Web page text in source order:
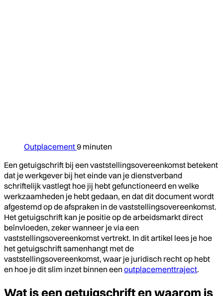
Outplacement9 minuten
Een getuigschrift bij een vaststellingsovereenkomst betekent
dat je werkgever bij het einde van je dienstverband
schriftelijk vastlegt hoe jij hebt gefunctioneerd en welke
werkzaamheden je hebt gedaan, en dat dit document wordt
afgestemd op de afspraken in de vaststellingsovereenkomst.
Het getuigschrift kan je positie op de arbeidsmarkt direct
beïnvloeden, zeker wanneer je via een
vaststellingsovereenkomst vertrekt. In dit artikel lees je hoe
het getuigschrift samenhangt met de
vaststellingsovereenkomst, waar je juridisch recht op hebt
en hoe je dit slim inzet binnen een outplacementtraject.
Wat is een getuigschrift en waarom is